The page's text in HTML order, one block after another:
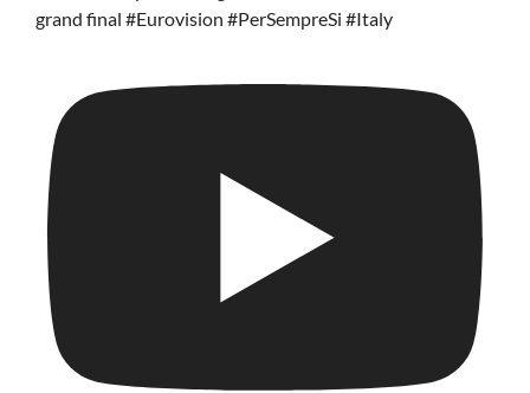
grand final #Eurovision #PerSempreSi #Italy